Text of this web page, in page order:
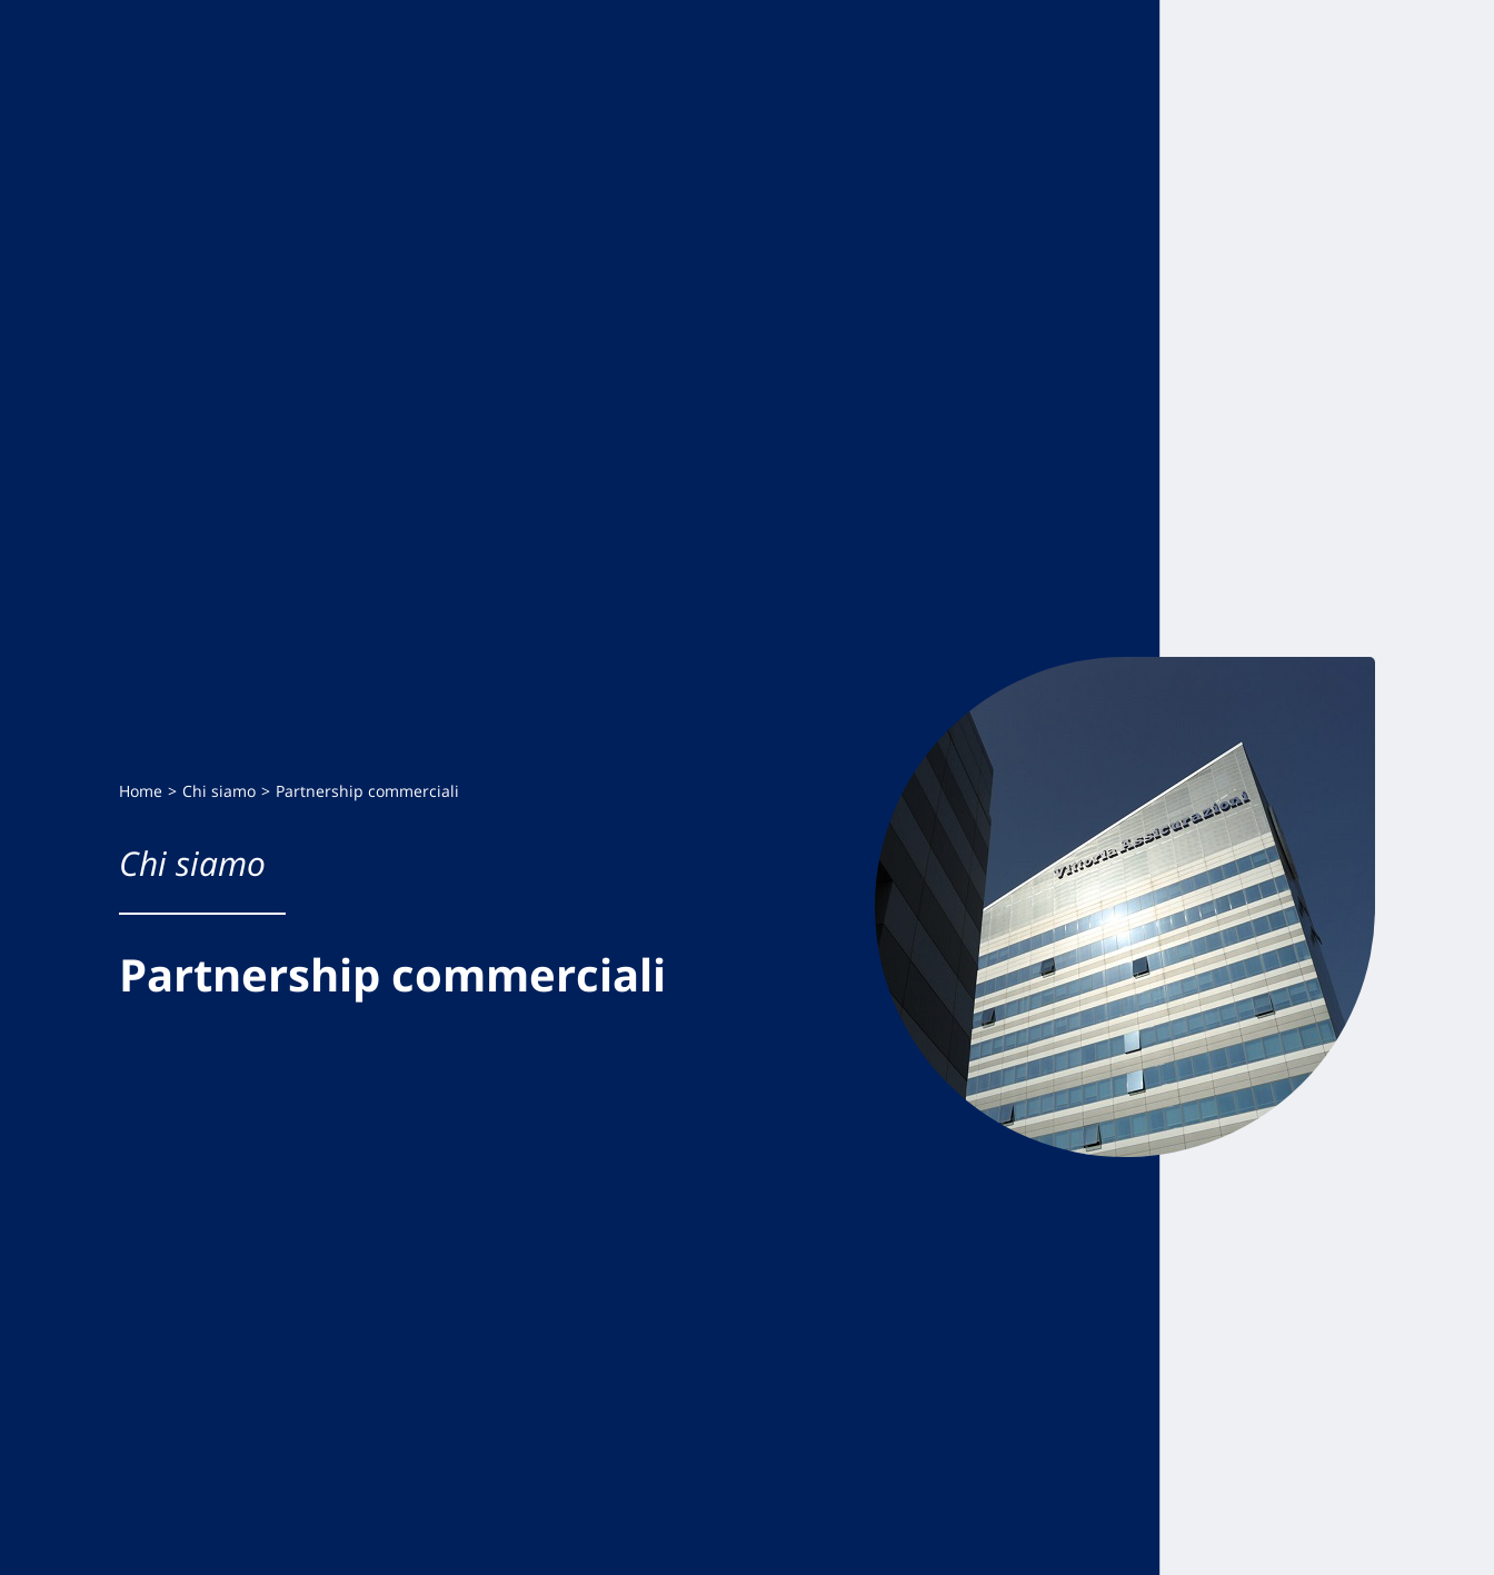
Home Chi siamo Partnership commerciali
Chi siamo
Partnership commerciali